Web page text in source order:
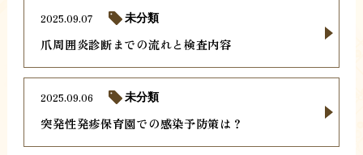
爪周囲炎診断までの流れと検査内容
2025.09.07 未分類
突発性発疹保育園での感染予防策は？
2025.09.06 未分類